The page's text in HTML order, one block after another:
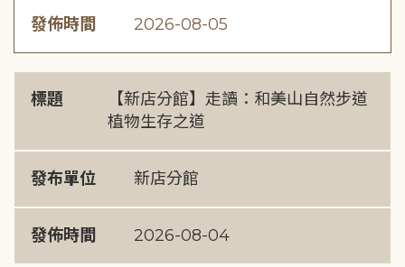
發佈時間 2026-08-05
標題
【新店分館】走讀：和美山自然步道
植物生存之道
發布單位 新店分館
發佈時間 2026-08-04